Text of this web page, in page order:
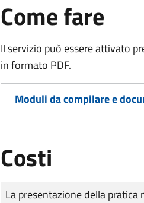
Come fare
Il servizio può essere attivato
in formato PDF.
Moduli da compilare e
Costi
Tipo di pagamento
Importo
La presentazione della